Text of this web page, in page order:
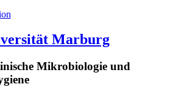
Marburg
Mikrobiologie und